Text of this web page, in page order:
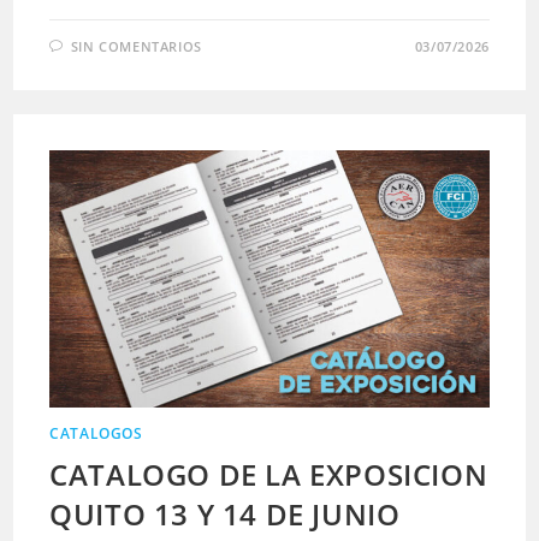
SIN COMENTARIOS 03/07/2026
CATALOGOS
CATALOGO DE LA EXPOSICION
QUITO 13 Y 14 DE JUNIO